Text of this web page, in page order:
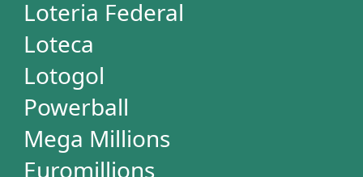
Timemania
Dupla-Sena
Lotomania
Powerball
Mega Millions
Euromillions